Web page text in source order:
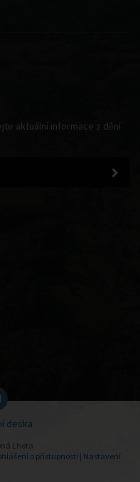
aktuální informace z dění
deska
Lhota
o přístupnosti | Nastavení